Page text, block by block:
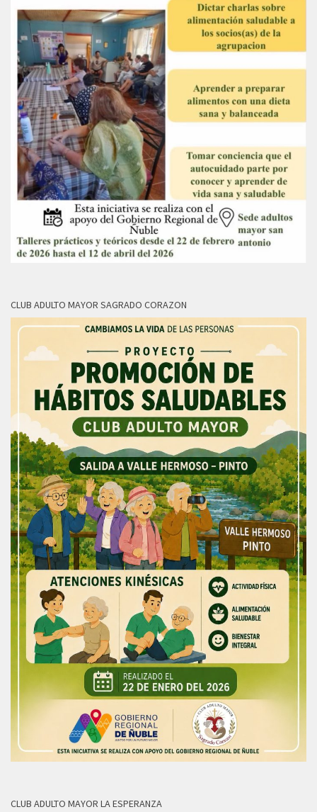
CLUB ADULTO MAYOR SAGRADO CORAZON
CLUB ADULTO MAYOR LA ESPERANZA